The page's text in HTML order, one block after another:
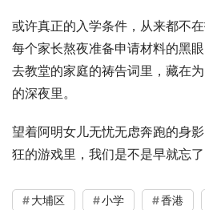
或许真正的入学条件，从来都不
每个家长熬夜准备申请材料的黑
去教堂的家庭的祷告词里，藏在
的深夜里。
望着阿明女儿无忧无虑奔跑的身
狂的游戏里，我们是不是早就忘
大埔区 小学 香港